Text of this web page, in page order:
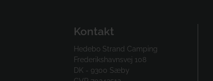
Kontakt
Hedebo Strand Camping
Frederikshavnsvej 108
DK - 9300 Sæby